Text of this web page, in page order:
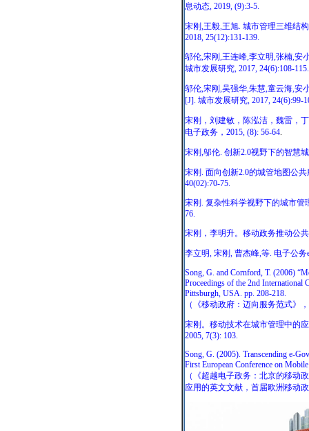
息动态, 2019, (9):3-5.
宋刚,王毅,王旭. 城市管理三维结
2018, 25(12):131-139.
邬伦,宋刚,王连峰,李立明,张楠,安
城市发展研究, 2017, 24(6):108-115.
邬伦,宋刚,吴强华,朱慧,童云海,安
[J]. 城市发展研究, 2017, 24(6):99-
宋刚，刘建敏，陈泓洁，魏雷，
电子政务，2015, (8): 56-64.
宋刚,邬伦. 创新2.0视野下的智慧
宋刚. 面向创新2.0的城管地图公
40(02):70-75.
宋刚. 复杂性科学视野下的城市管
76.
宋刚，李明升。移动政务推动公
李立明, 宋刚, 曹杰峰,等. 电子公务
Song, G. and Cornford, T. (2006)
Proceedings of the 2nd International
Pittsburgh, USA. pp. 208-218.
（《移动政府：迈向服务范式》
宋刚。移动技术在城市管理中的
2005, 7(3): 103.
Song, G. (2005). Transcending e-
First European Conference on
（《超越电子政务：北京的移动
应用的英文文献，首届欧洲移动